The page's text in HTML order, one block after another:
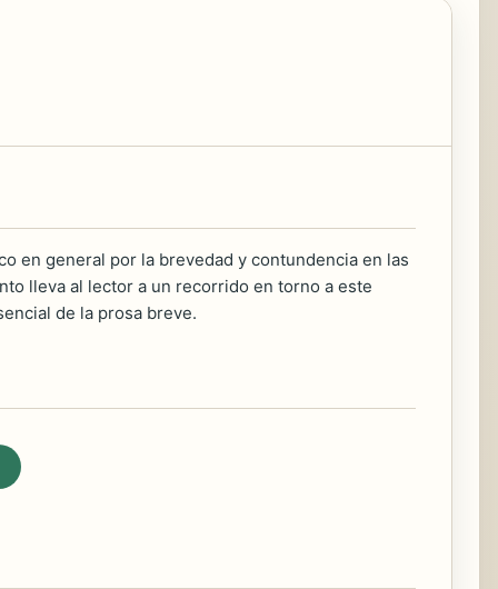
en general por la brevedad y contundencia en las
lleva al lector a un recorrido en torno a este
de la prosa breve.